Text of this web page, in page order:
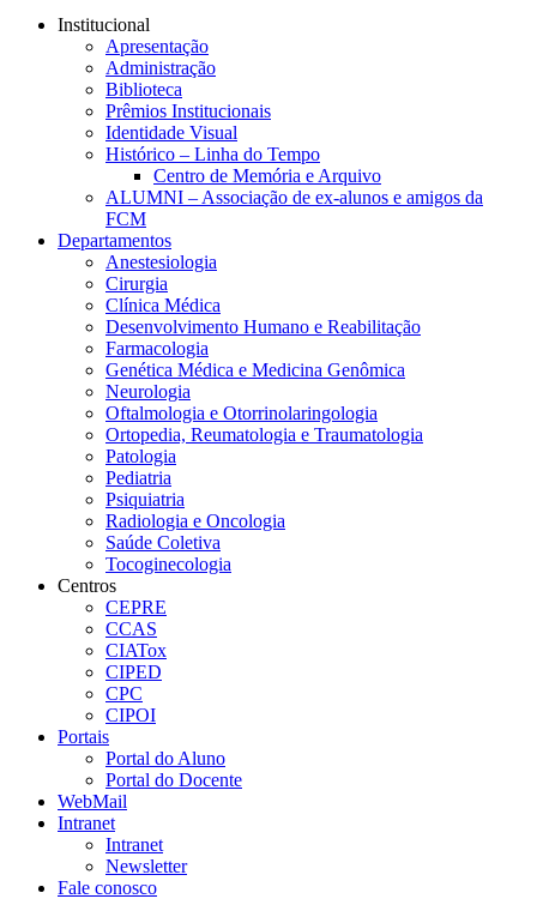
Institucional
Apresentação
Administração
Biblioteca
Prêmios Institucionais
Identidade Visual
Histórico – Linha do Tempo
Centro de Memória e Arquivo
ALUMNI – Associação de ex-alunos e amigos da
FCM
Departamentos
Anestesiologia
Cirurgia
Clínica Médica
Desenvolvimento Humano e Reabilitação
Farmacologia
Genética Médica e Medicina Genômica
Neurologia
Oftalmologia e Otorrinolaringologia
Ortopedia, Reumatologia e Traumatologia
Patologia
Pediatria
Psiquiatria
Radiologia e Oncologia
Saúde Coletiva
Tocoginecologia
Centros
CEPRE
CCAS
CIATox
CIPED
CPC
CIPOI
Portais
Portal do Aluno
Portal do Docente
WebMail
Intranet
Intranet
Newsletter
Fale conosco